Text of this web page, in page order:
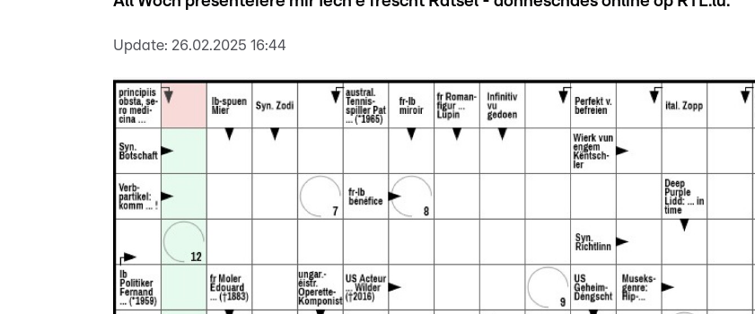
Update: 26.02.2025 16:44